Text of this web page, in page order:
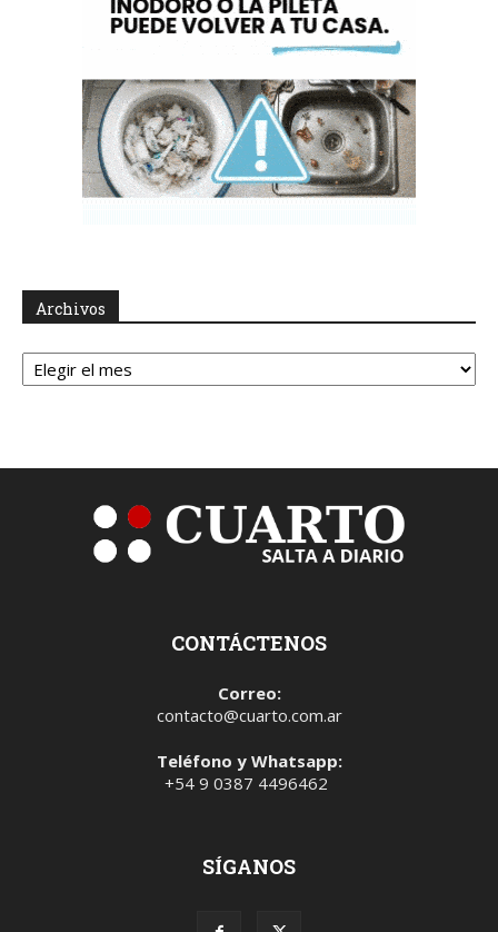
Archivos
Archivos
CONTÁCTENOS
Correo:
contacto@cuarto.com.ar
Teléfono y Whatsapp:
+54 9 0387 4496462
SÍGANOS